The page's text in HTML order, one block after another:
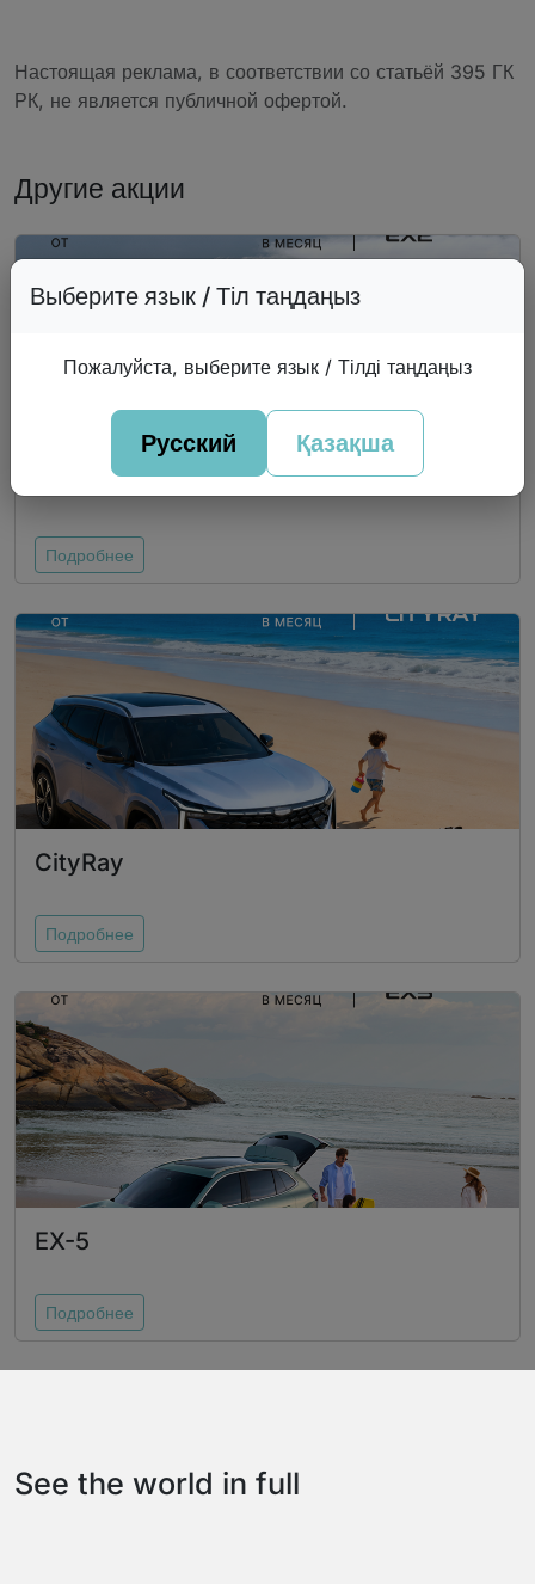
Настоящая реклама, в соответствии со статьёй 395 ГК
РК, не является публичной офертой.
Другие акции
Подробнее
CityRay
Подробнее
EX-5
Подробнее
See the world in full
Выберите язык / Тіл таңдаңыз
Пожалуйста, выберите язык / Тілді таңдаңыз
Русский Қазақша